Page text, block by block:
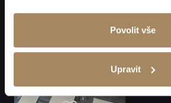
Povolit vše
Upravit